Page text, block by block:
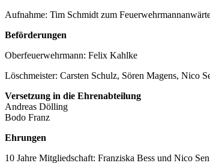
Aufnahme: Tim Schmidt zum
Beförderungen
Oberfeuerwehrmann: Felix Kahlke
Löschmeister: Carsten Schulz, Sören Magens, Nico
Versetzung in die Ehrenabteilung
Andreas Dölling
Bodo Franz
Ehrungen
10 Jahre Mitgliedschaft: Franziska Bess und Nico